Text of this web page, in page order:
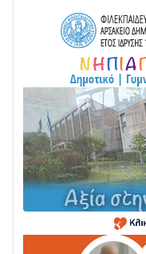
Στο σκοτάδι
Σε τροχιά
της Ναυπάκτου
04/08 • 12:08
Σε φουλ ρυθμούς το
| Αυτοψία Καββαδά
03/08 • 11:11
Με Αρχιερατική
Μεταμορφώσεως